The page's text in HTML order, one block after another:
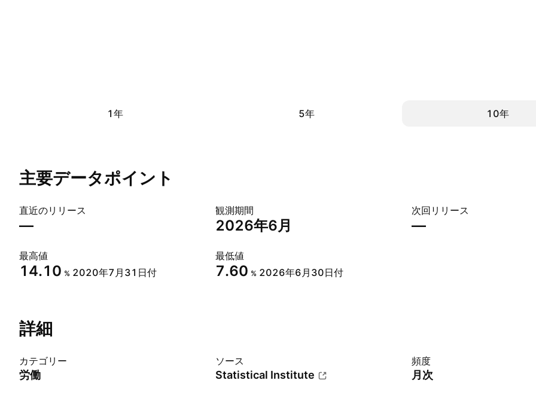
1年 5年 10年
主要データポイント
直近のリリース
—
観測期間
2026年6月
次回リリース
—
最高値
14.10 % 2020年7月31日付
最低値
7.60 % 2026年6月30日付
詳細
カテゴリー
労働
ソース
Statistical Institute
頻度
月次